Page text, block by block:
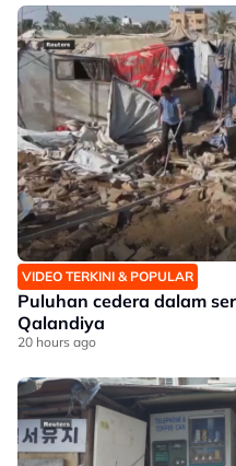
VIDEO TERKINI & POPULAR
Puluhan cedera dalam
Qalandiya
20 hours ago